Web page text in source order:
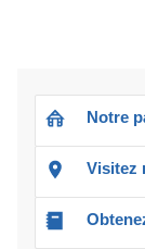
Notre
Visitez